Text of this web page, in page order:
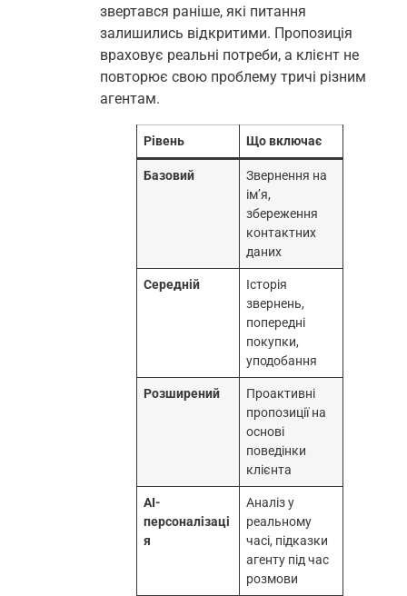
звертався раніше, які питання
залишились відкритими. Пропозиція
враховує реальні потреби, а клієнт не
повторює свою проблему тричі різним
агентам.
Рівень Що включає
Базовий
Звернення на
ім’я,
збереження
контактних
даних
Середній
Історія
звернень,
попередні
покупки,
уподобання
Розширений
Проактивні
пропозиції на
основі
поведінки
клієнта
AI-
персоналізаці
я
Аналіз у
реальному
часі, підказки
агенту під час
розмови